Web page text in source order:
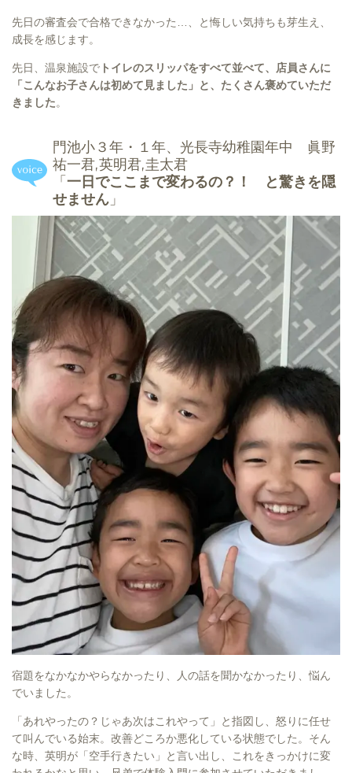
先日の審査会で合格できなかった…、と悔しい気持ちも芽生え、
成長を感じます。
先日、温泉施設で トイレのスリッパをすべて並べて、店員さんに
「こんなお子さんは初めて見ました」と、たくさん褒めていただ
きました。
門池小３年・１年、光長寺幼稚園年中 眞野
祐一君,英明君,圭太君
「一日でここまで変わるの？！ と驚きを隠
せません 」
宿題をなかなかやらなかったり、人の話を聞かなかったり、悩ん
でいました。
「あれやったの？じゃあ次はこれやって」と指図し、怒りに任せ
て叫んでいる始末。改善どころか悪化している状態でした。そん
な時、英明が「空手行きたい」と言い出し、これをきっかけに変